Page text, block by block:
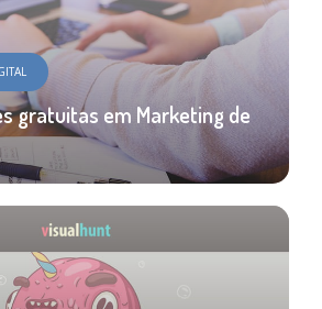
gratuitas em Marketing de